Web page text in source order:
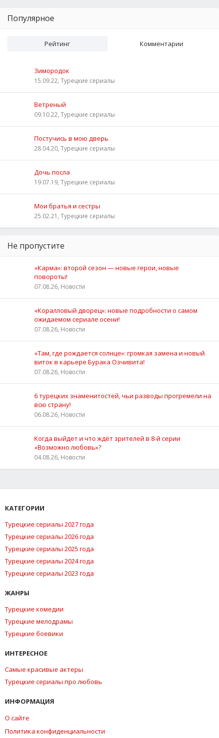
Популярное
Рейтинг Комментарии
Зимородок
15.09.22, Турецкие сериалы
Ветреный
09.10.22, Турецкие сериалы
Постучись в мою дверь
28.04.20, Турецкие сериалы
Дочь посла
19.07.19, Турецкие сериалы
Мои братья и сестры
25.02.21, Турецкие сериалы
Не пропустите
«Карма»: второй сезон — новые герои, новые
повороты!
07.08.26, Новости
«Коралловый дворец»: новые подробности о самом
ожидаемом сериале осени!
07.08.26, Новости
«Там, где рождается солнце»: громкая замена и новый
виток в карьере Бурака Озчивита!
07.08.26, Новости
6 турецких знаменитостей, чьи разводы прогремели на
всю страну!
06.08.26, Новости
Когда выйдет и что ждёт зрителей в 8-й серии
«Возможно любовь»?
04.08.26, Новости
КАТЕГОРИИ
Турецкие сериалы 2027 года
Турецкие сериалы 2026 года
Турецкие сериалы 2025 года
Турецкие сериалы 2024 года
Турецкие сериалы 2023 года
ЖАНРЫ
Турецкие комедии
Турецкие мелодрамы
Турецкие боевики
ИНТЕРЕСНОЕ
Самые красивые актеры
Турецкие сериалы про любовь
ИНФОРМАЦИЯ
О сайте
Политика конфиденциальности